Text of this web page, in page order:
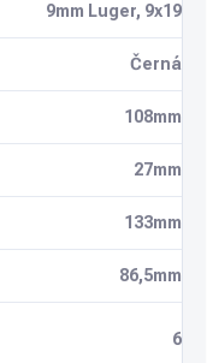
9mm Luger, 9x19
Černá
108mm
27mm
133mm
86,5mm
6